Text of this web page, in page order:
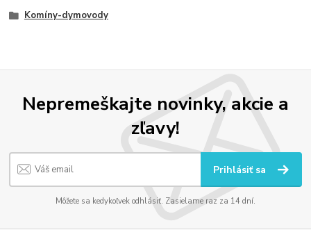
Komíny-dymovody
Nepremeškajte novinky, akcie a
zľavy!
Prihlásiť sa
Môžete sa kedykoľvek odhlásiť. Zasielame raz za 14 dní.